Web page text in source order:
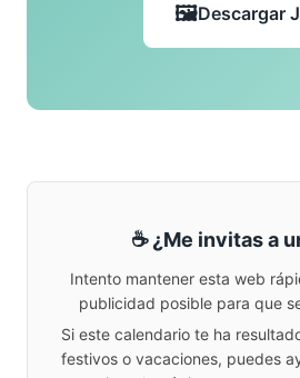
Descargar
☕ ¿Me invitas a
Intento mantener esta web
publicidad posible para que
Si este calendario te ha
festivos o vacaciones, puedes